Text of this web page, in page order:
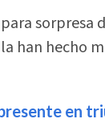
sorpresa
han hecho
en